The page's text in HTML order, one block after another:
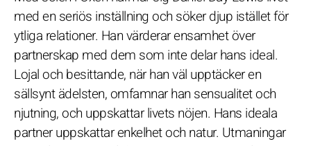
med en seriös inställning och söker djup istället för
ytliga relationer. Han värderar ensamhet över
partnerskap med dem som inte delar hans ideal.
Lojal och besittande, när han väl upptäcker en
sällsynt ädelsten, omfamnar han sensualitet och
njutning, och uppskattar livets nöjen. Hans ideala
partner uppskattar enkelhet och natur. Utmaningar